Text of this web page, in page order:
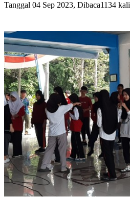
Tanggal 04 Sep 2023, Dibaca1134 kali